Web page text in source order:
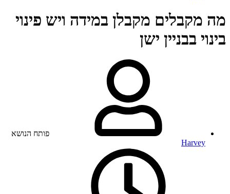
מה מקבלים מקבלן במידה ויש פינוי
בינוי בבניין ישן
פותח הנושא
Harvey